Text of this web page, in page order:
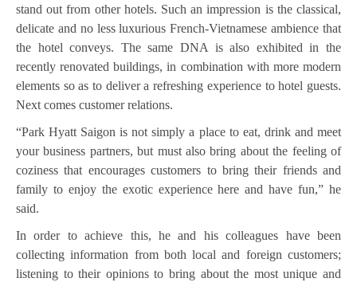
stand out from other hotels. Such an impression is the classical,
delicate and no less luxurious French-Vietnamese ambience that
the hotel conveys. The same DNA is also exhibited in the
recently renovated buildings, in combination with more modern
elements so as to deliver a refreshing experience to hotel guests.
Next comes customer relations.
“Park Hyatt Saigon is not simply a place to eat, drink and meet
your business partners, but must also bring about the feeling of
coziness that encourages customers to bring their friends and
family to enjoy the exotic experience here and have fun,” he
said.
In order to achieve this, he and his colleagues have been
collecting information from both local and foreign customers;
listening to their opinions to bring about the most unique and